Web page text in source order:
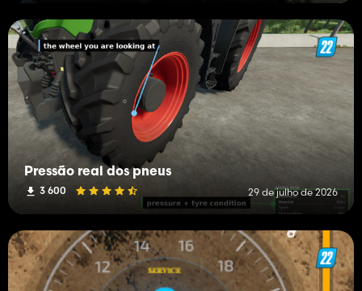
Pressão real dos pneus
3 600 29 de julho de 2026